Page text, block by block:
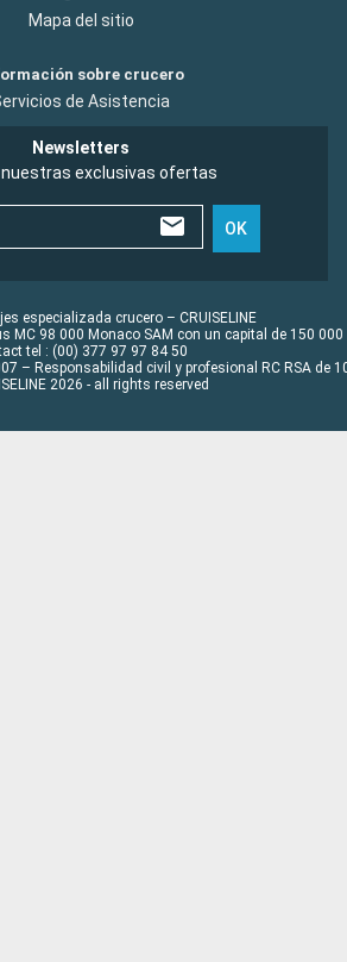
Mapa del sitio
sobre crucero
de Asistencia
Newsletters
nuestras exclusivas ofertas
OK
especializada crucero – CRUISELINE
MC 98 000 Monaco SAM con un capital de 150 000
tel : (00) 377 97 97 84 50
– Responsabilidad civil y profesional RC RSA de
2026 - all rights reserved